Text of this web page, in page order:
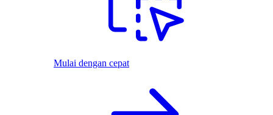
Mulai dengan cepat